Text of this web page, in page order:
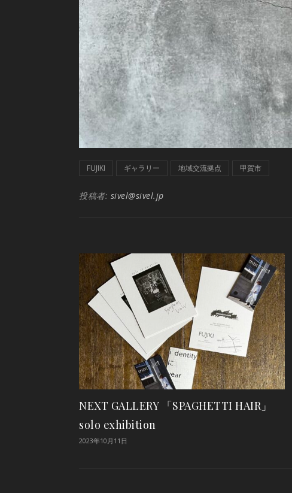
FUJIKI ギャラリー 地域交流拠点 甲賀市
投稿者: sivel@sivel.jp
NEXT GALLERY 「SPAGHETTI HAIR」
solo exhibition
2023年10月11日